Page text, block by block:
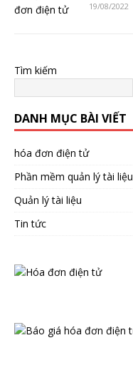
19/08/2022
Tìm kiếm
DANH MỤC BÀI VIẾT
hóa đơn điện tử
Phần mềm quản lý tài liệu
Quản lý tài liệu
Tin tức